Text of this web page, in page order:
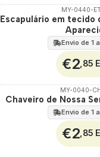
🇵🇹
MY-0440-
Escapulário em tecido
Envio de 1
€2 ,85
🇵🇹
MY-0040-
Chaveiro de Nossa
Envio de 1
€2 ,85